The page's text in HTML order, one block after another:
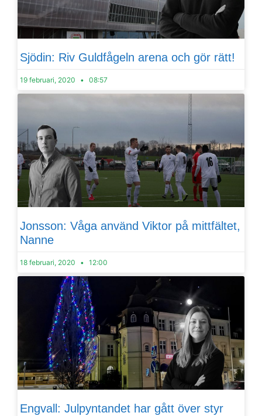
Sjödin: Riv Guldfågeln arena och gör rätt!
19 februari, 2020 08:57
Jonsson: Våga använd Viktor på mittfältet,
Nanne
18 februari, 2020 12:00
Engvall: Julpyntandet har gått över styr